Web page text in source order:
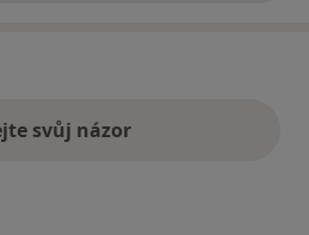
svůj názor